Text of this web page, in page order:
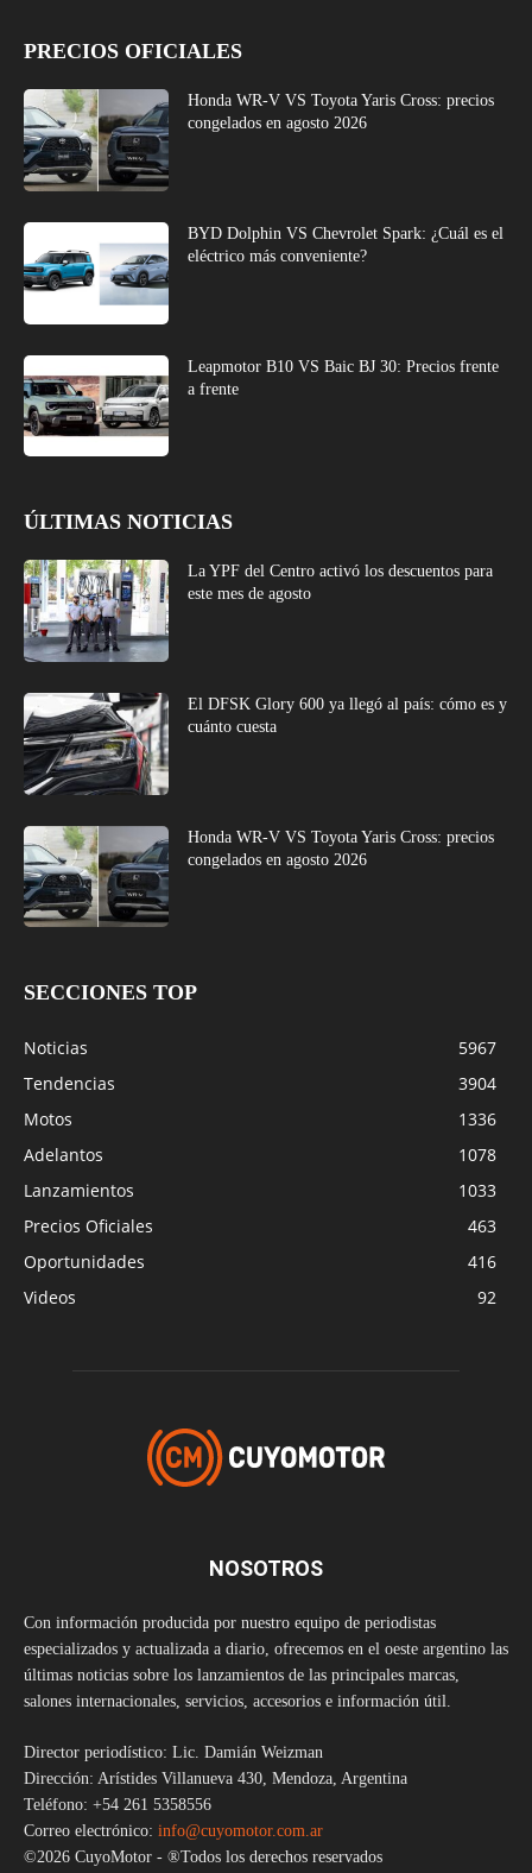
PRECIOS OFICIALES
Honda WR-V VS Toyota Yaris Cross: precios
congelados en agosto 2026
BYD Dolphin VS Chevrolet Spark: ¿Cuál es el
eléctrico más conveniente?
Leapmotor B10 VS Baic BJ 30: Precios frente
a frente
ÚLTIMAS NOTICIAS
La YPF del Centro activó los descuentos para
este mes de agosto
El DFSK Glory 600 ya llegó al país: cómo es y
cuánto cuesta
Honda WR-V VS Toyota Yaris Cross: precios
congelados en agosto 2026
SECCIONES TOP
Noticias
5967
Tendencias
3904
Motos
1336
Adelantos
1078
Lanzamientos
1033
Precios Oficiales
463
Oportunidades
416
Videos
92
NOSOTROS
Con información producida por nuestro equipo de periodistas
especializados y actualizada a diario, ofrecemos en el oeste argentino las
últimas noticias sobre los lanzamientos de las principales marcas,
salones internacionales, servicios, accesorios e información útil.
Director periodístico: Lic. Damián Weizman
Dirección: Arístides Villanueva 430, Mendoza, Argentina
Teléfono: +54 261 5358556
Correo electrónico: info@cuyomotor.com.ar
©2026 CuyoMotor - ®Todos los derechos reservados